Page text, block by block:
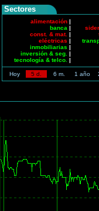
Sectores
alimentación |
banca |
const. & mat. |
eléctricas |
inmobiliarias |
inversión & seg. |
tecnología & telco. |
Hoy 5 d. 6 m. 1 año